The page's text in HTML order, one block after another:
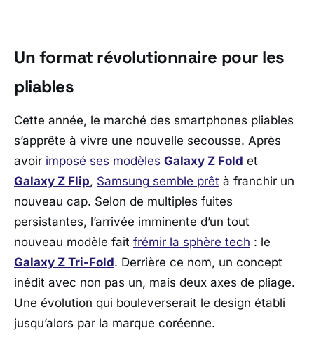
Un format révolutionnaire pour les
pliables
Cette année, le marché des smartphones pliables
s’apprête à vivre une nouvelle secousse. Après
avoir imposé ses modèles Galaxy Z Fold et
Galaxy Z Flip, Samsung semble prêt à franchir un
nouveau cap. Selon de multiples fuites
persistantes, l’arrivée imminente d’un tout
nouveau modèle fait frémir la sphère tech : le
Galaxy Z Tri-Fold. Derrière ce nom, un concept
inédit avec non pas un, mais deux axes de pliage.
Une évolution qui bouleverserait le design établi
jusqu’alors par la marque coréenne.